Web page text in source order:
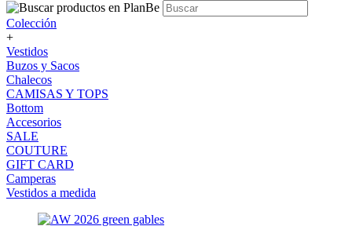
Colección
+
Vestidos
Buzos y Sacos
Chalecos
CAMISAS Y TOPS
Bottom
Accesorios
SALE
COUTURE
GIFT CARD
Camperas
Vestidos a medida